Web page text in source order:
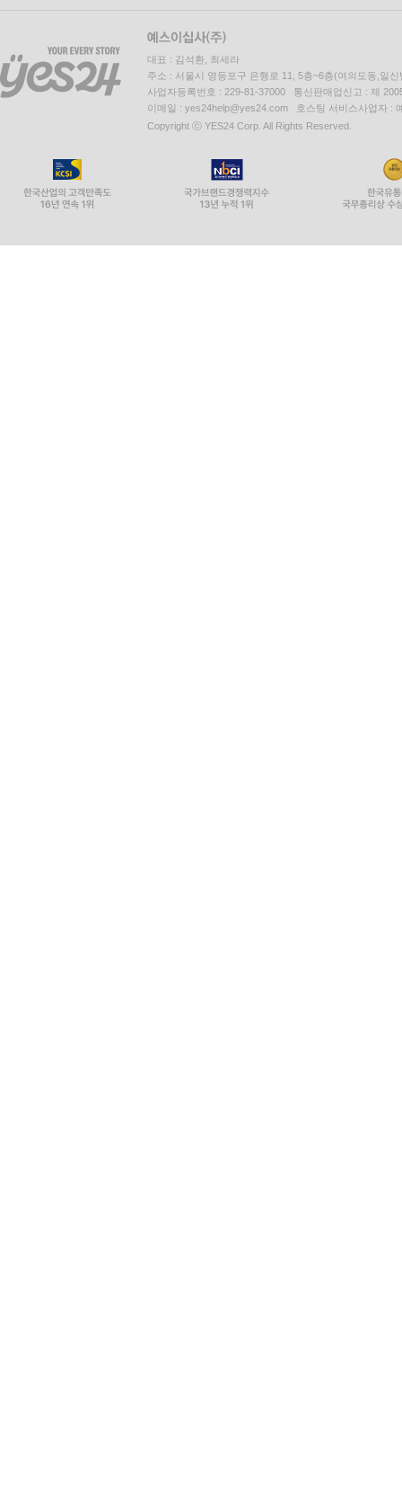
대표 : 김석환, 최세라
주소 : 서울시 영등포구 은행로 11, 5층~6층(여의도동,일신
사업자등록번호 : 229-81-37000 통신판매업신고 : 제
이메일 : yes24help@yes24.com 호스팅 서비스사업자 :
Copyright ⓒ YES24 Corp. All Rights Reserved.